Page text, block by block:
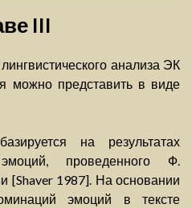
III
анализа ЭК
можно представить в виде
на результатах
проведенного Ф.
[Shaver 1987]. На основании
эмоций в тексте